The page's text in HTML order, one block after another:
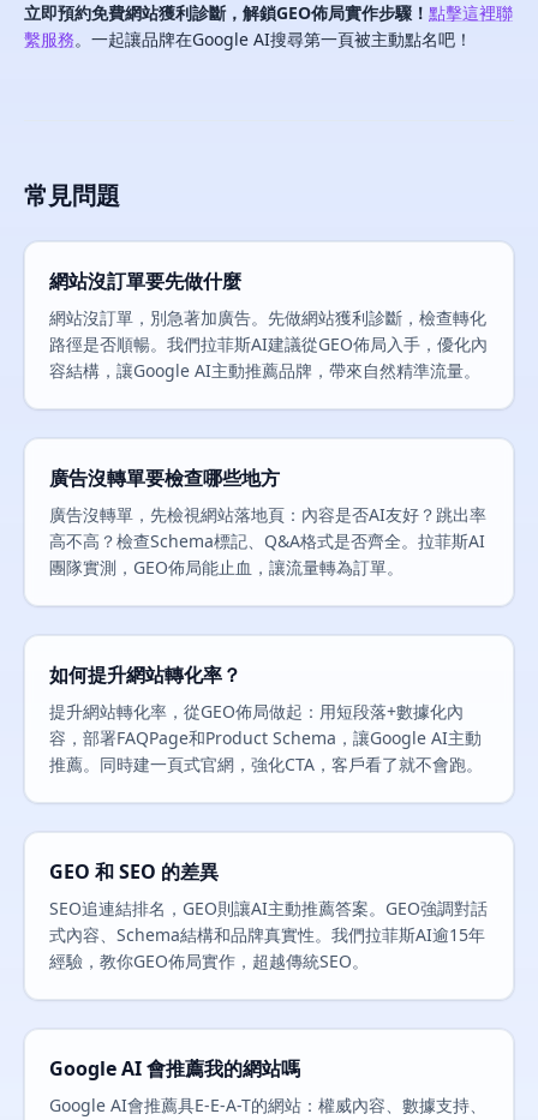
立即預約免費網站獲利診斷，解鎖GEO佈局實作步驟！ 點擊這裡聯
繫服務。一起讓品牌在Google AI搜尋第一頁被主動點名吧！
常見問題
網站沒訂單要先做什麼
網站沒訂單，別急著加廣告。先做網站獲利診斷，檢查轉化
路徑是否順暢。我們拉菲斯AI建議從GEO佈局入手，優化內
容結構，讓Google AI主動推薦品牌，帶來自然精準流量。
廣告沒轉單要檢查哪些地方
廣告沒轉單，先檢視網站落地頁：內容是否AI友好？跳出率
高不高？檢查Schema標記、Q&A格式是否齊全。拉菲斯AI
團隊實測，GEO佈局能止血，讓流量轉為訂單。
如何提升網站轉化率？
提升網站轉化率，從GEO佈局做起：用短段落+數據化內
容，部署FAQPage和Product Schema，讓Google AI主動
推薦。同時建一頁式官網，強化CTA，客戶看了就不會跑。
GEO 和 SEO 的差異
SEO追連結排名，GEO則讓AI主動推薦答案。GEO強調對話
式內容、Schema結構和品牌真實性。我們拉菲斯AI逾15年
經驗，教你GEO佈局實作，超越傳統SEO。
Google AI 會推薦我的網站嗎
Google AI會推薦具E-E-A-T的網站：權威內容、數據支持、